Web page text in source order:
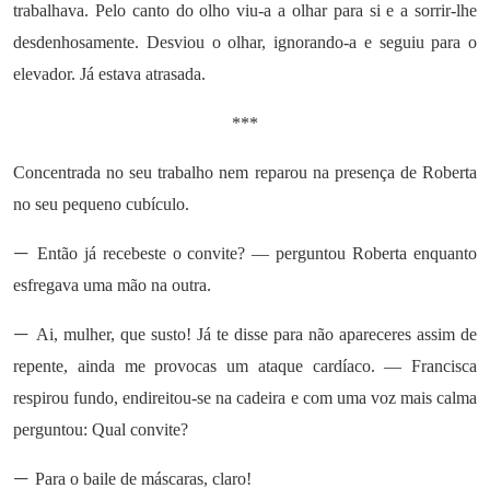
trabalhava. Pelo canto do olho viu-a a olhar para si e a sorrir-lhe
desdenhosamente. Desviou o olhar, ignorando-a e seguiu para o
elevador. Já estava atrasada.
***
Concentrada no seu trabalho nem reparou na presença de Roberta
no seu pequeno cubículo.
— Então já recebeste o convite? — perguntou Roberta enquanto
esfregava uma mão na outra.
— Ai, mulher, que susto! Já te disse para não apareceres assim de
repente, ainda me provocas um ataque cardíaco. — Francisca
respirou fundo, endireitou-se na cadeira e com uma voz mais calma
perguntou: Qual convite?
— Para o baile de máscaras, claro!